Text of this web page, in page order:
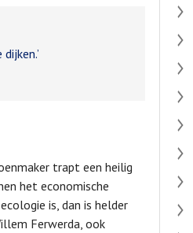
trapt een heilig
het economische
is, dan is helder
Ferwerda, ook